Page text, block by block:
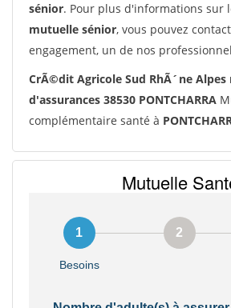
sénior. Pour plus d'informations sur
mutuelle sénior, vous pouvez
engagement, un de nos
CrÃ©dit Agricole Sud RhÃ´ne
d'assurances 38530 PONTCHARRA
complémentaire santé à